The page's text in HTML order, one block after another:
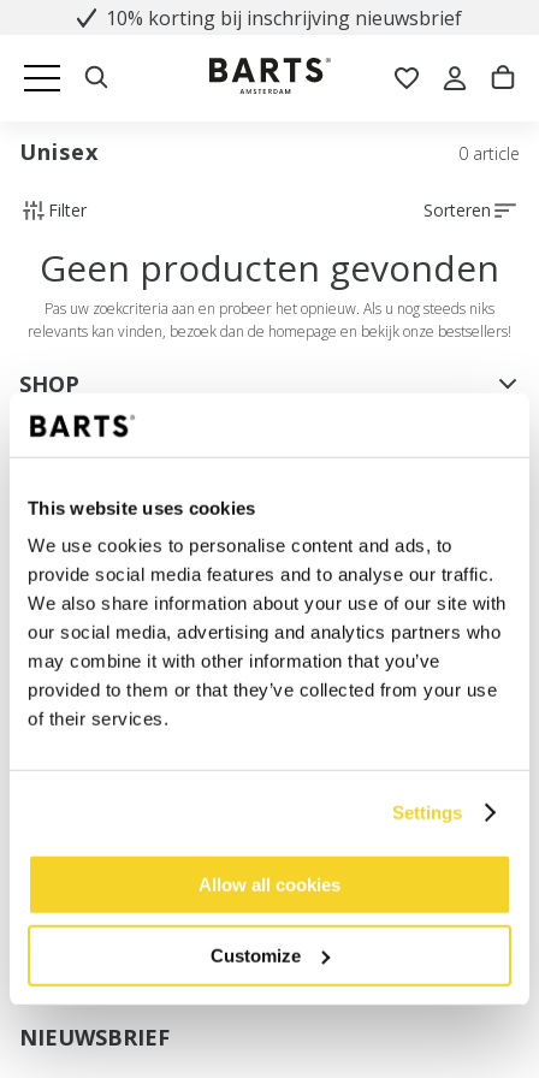
This website uses cookies
We use cookies to personalise content and ads, to
provide social media features and to analyse our traffic.
We also share information about your use of our site with
our social media, advertising and analytics partners who
may combine it with other information that you’ve
provided to them or that they’ve collected from your use
of their services.
Settings
Allow all cookies
Customize
10% korting bij inschrijving nieuwsbrief
Unisex 0 article
Filter Sorteren
Geen producten gevonden
Pas uw zoekcriteria aan en probeer het opnieuw. Als u nog steeds niks
relevants kan vinden, bezoek dan de homepage en bekijk onze bestsellers!
SHOP
Meisjes
Jongens
Baby's
SUPPORT
Maattabellen
Verzenden
UV-Beschermingsnorm
Privacy Policy
NIEUWSBRIEF